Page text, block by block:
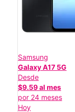
Samsung
Galaxy A17 5G
Desde
$9.59 al mes
por 24 meses
Hoy